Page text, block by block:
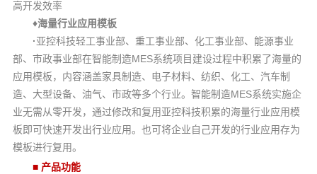
高开发效率
♦海量行业应用模板
· 亚控科技轻工事业部、重工事业部、化工事业部、能源事业
部、市政事业部在智能制造MES系统项目建设过程中积累了海量的
应用模板，内容涵盖家具制造、电子材料、纺织、化工、汽车制
造、大型设备、油气、市政等多个行业。智能制造MES系统实施企
业无需从零开发，通过修改和复用亚控科技积累的海量行业应用模
板即可快速开发出行业应用。也可将企业自己开发的行业应用存为
模板进行复用。
■ 产品功能